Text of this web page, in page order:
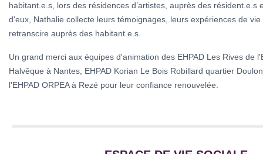
habitant.e.s, lors des résidences d’artistes, auprès des résident.e.s
d'eux, Nathalie collecte leurs témoignages, leurs expériences de
retranscire auprès des habitant.e.s.
Un grand merci aux équipes d'animation des EHPAD Les Rives de
Halvêque à Nantes, EHPAD Korian Le Bois Robillard quartier
l'EHPAD ORPEA à Rezé pour leur confiance renouvelée.